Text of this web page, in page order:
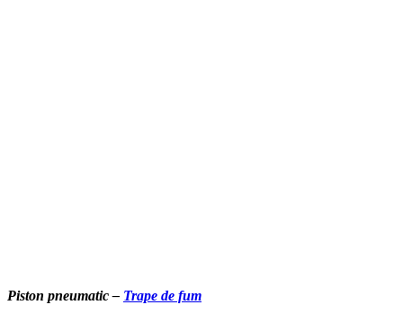
Piston pneumatic – Trape de fum